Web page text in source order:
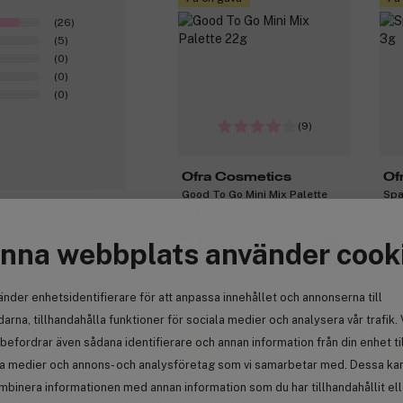
webbplats använder
enhetsidentifierare för att anpassa innehållet och annonserna till
tillhandahålla funktioner för sociala medier och analysera vår trafik.
även sådana identifierare och annan information från din enhet
medier och annons- och analysföretag som vi samarbetar med. Dessa
informationen med annan information som du har tillhandahållit
(9)
Ofra Cosmetics
Good To Go Mini Mix Palette
Tidigare 434 kr
-15%
Få en gåva
Få
(26)
(5)
(0)
(0)
(0)
0